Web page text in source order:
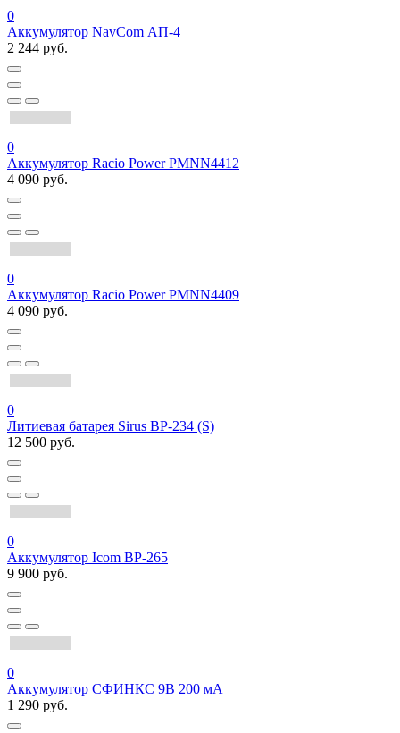
0
Аккумулятор NavCom АП-4
2 244 руб.
0
Аккумулятор Racio Power PMNN4412
4 090 руб.
0
Аккумулятор Racio Power PMNN4409
4 090 руб.
0
Литиевая батарея Sirus BP-234 (S)
12 500 руб.
0
Аккумулятор Icom BP-265
9 900 руб.
0
Аккумулятор СФИНКС 9В 200 мА
1 290 руб.